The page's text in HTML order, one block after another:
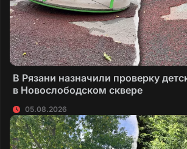
В Рязани назначили проверку
в Новослободском сквере
05.08.2026